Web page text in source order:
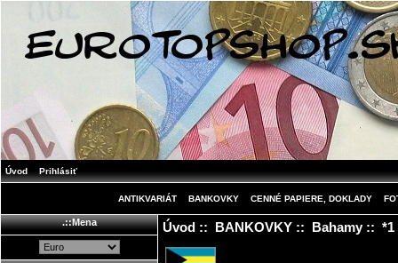
Úvod Prihlásiť
ANTIKVARIÁT BANKOVKY CENNÉ PAPIERE, DOKLADY
.::Mena Úvod:: BANKOVKY:: Bahamy:: *1